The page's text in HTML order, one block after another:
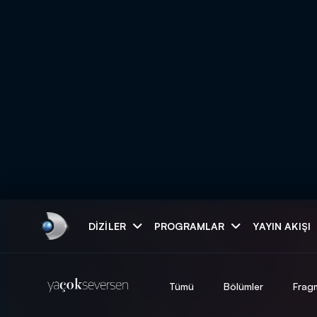
DIZILER PROGRAMLAR YAYIN AKIŞI
Tümü Bölümler